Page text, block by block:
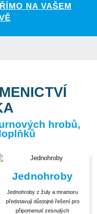
NA VAŠEM
hrobů,
Jednohroby
Jednohroby z žuly a mramoru
představují důstojné řešení pro
připomenutí zesnulých